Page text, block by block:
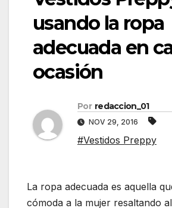
usando la ropa
adecuada en
ocasión
Por redaccion_01
NOV 29, 2016
#Vestidos Preppy
La ropa adecuada es aquella
cómoda a la mujer resaltando